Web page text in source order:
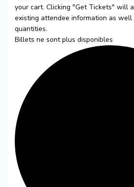
your cart. Clicking "Get Tickets" will
existing attendee information as
quantities.
Billets ne sont plus disponibles